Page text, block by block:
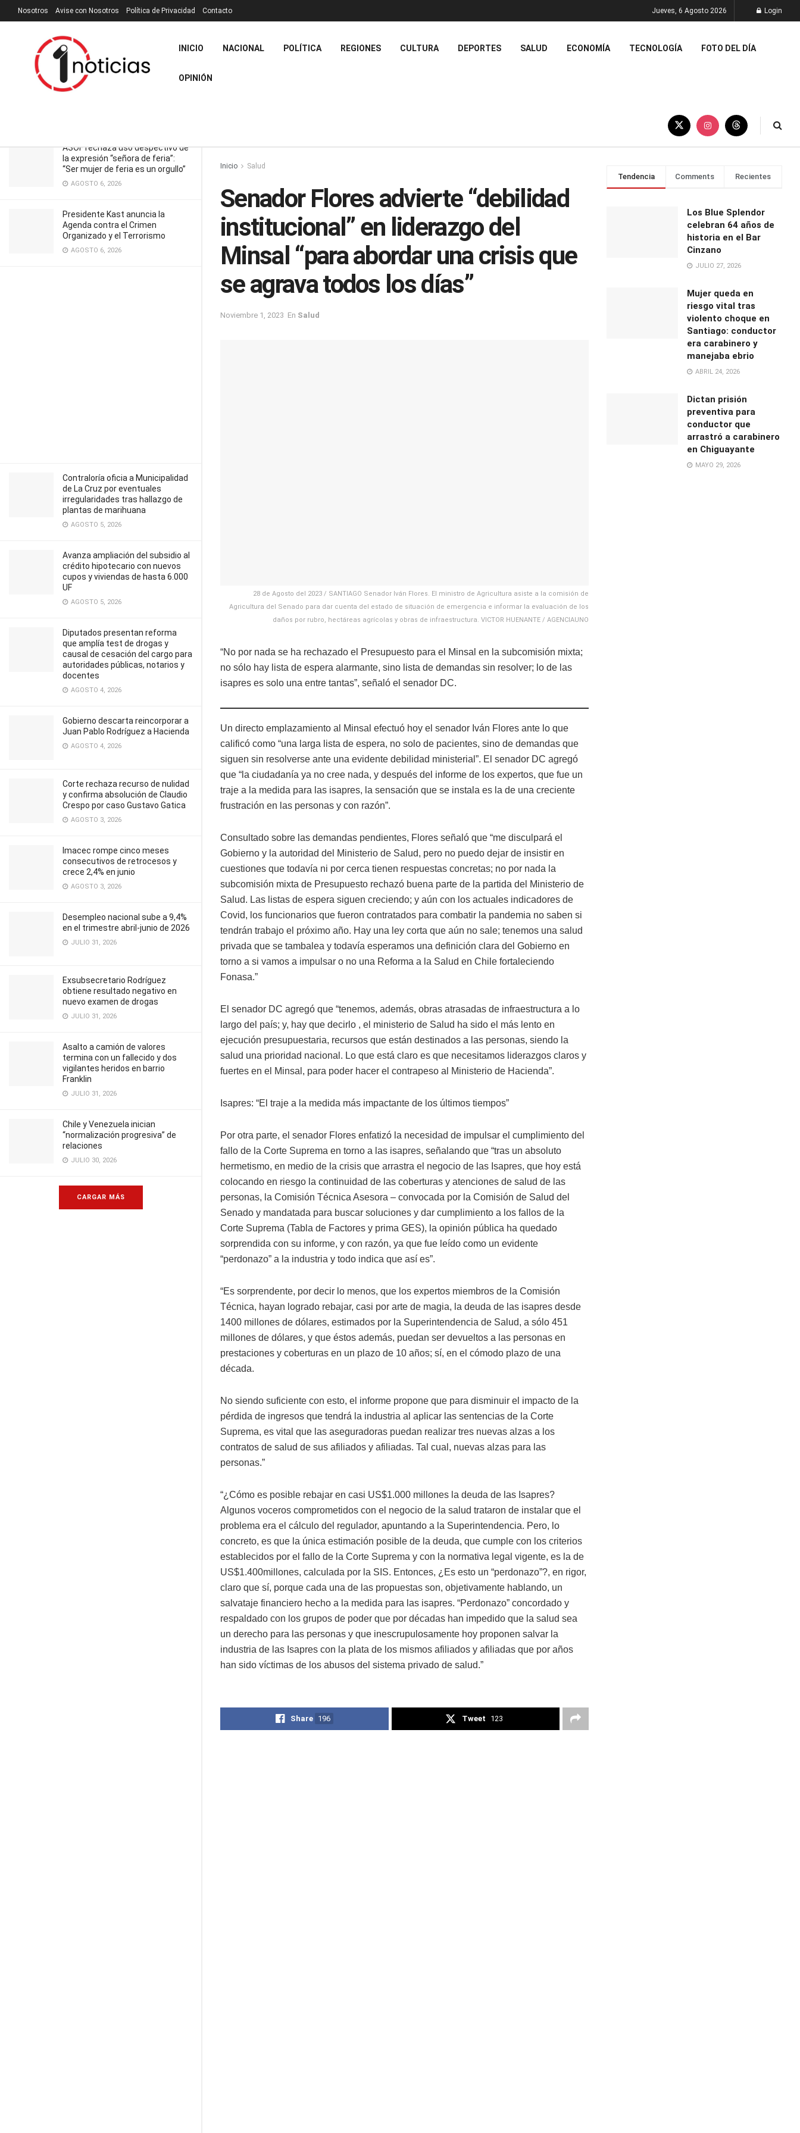
RECIENTES TENDENCIA Filtrar
Senador Flores advierte “debilidad
institucional” en liderazgo del Minsal
“para abordar una crisis que se
agrava todos los días”
ASOF rechaza uso despectivo de
la expresión “señora de feria”:
“Ser mujer de feria es un orgullo”
AGOSTO 6, 2026
Presidente Kast anuncia la
Agenda contra el Crimen
Organizado y el Terrorismo
AGOSTO 6, 2026
Contraloría oficia a Municipalidad
de La Cruz por eventuales
irregularidades tras hallazgo de
plantas de marihuana
AGOSTO 5, 2026
Avanza ampliación del subsidio al
crédito hipotecario con nuevos
cupos y viviendas de hasta 6.000
UF
AGOSTO 5, 2026
Diputados presentan reforma
que amplía test de drogas y
causal de cesación del cargo para
autoridades públicas, notarios y
docentes
AGOSTO 4, 2026
Gobierno descarta reincorporar a
Juan Pablo Rodríguez a Hacienda
AGOSTO 4, 2026
Corte rechaza recurso de nulidad
y confirma absolución de Claudio
Crespo por caso Gustavo Gatica
AGOSTO 3, 2026
Imacec rompe cinco meses
consecutivos de retrocesos y
crece 2,4% en junio
AGOSTO 3, 2026
Desempleo nacional sube a 9,4%
en el trimestre abril-junio de 2026
JULIO 31, 2026
Exsubsecretario Rodríguez
obtiene resultado negativo en
nuevo examen de drogas
JULIO 31, 2026
Asalto a camión de valores
termina con un fallecido y dos
vigilantes heridos en barrio
Franklin
JULIO 31, 2026
Chile y Venezuela inician
“normalización progresiva” de
relaciones
JULIO 30, 2026
CARGAR MÁS
Nosotros Avise con Nosotros Política de Privacidad Contacto Jueves, 6 Agosto 2026 Login
INICIO NACIONAL POLÍTICA REGIONES CULTURA DEPORTES SALUD ECONOMÍA TECNOLOGÍA FOTO DEL DÍA
OPINIÓN
Inicio Salud
Senador Flores advierte “debilidad
institucional” en liderazgo del
Minsal “para abordar una crisis que
se agrava todos los días”
Noviembre 1, 2023 En Salud
28 de Agosto del 2023 / SANTIAGO Senador Iván Flores. El ministro de Agricultura asiste a la comisión de
Agricultura del Senado para dar cuenta del estado de situación de emergencia e informar la evaluación de los
daños por rubro, hectáreas agrícolas y obras de infraestructura. VICTOR HUENANTE / AGENCIAUNO
“No por nada se ha rechazado el Presupuesto para el Minsal en la subcomisión mixta;
no sólo hay lista de espera alarmante, sino lista de demandas sin resolver; lo de las
isapres es solo una entre tantas”, señaló el senador DC.
Un directo emplazamiento al Minsal efectuó hoy el senador Iván Flores ante lo que
calificó como “una larga lista de espera, no solo de pacientes, sino de demandas que
siguen sin resolverse ante una evidente debilidad ministerial”. El senador DC agregó
que “la ciudadanía ya no cree nada, y después del informe de los expertos, que fue un
traje a la medida para las isapres, la sensación que se instala es la de una creciente
frustración en las personas y con razón”.
Consultado sobre las demandas pendientes, Flores señaló que “me disculpará el
Gobierno y la autoridad del Ministerio de Salud, pero no puedo dejar de insistir en
cuestiones que todavía ni por cerca tienen respuestas concretas; no por nada la
subcomisión mixta de Presupuesto rechazó buena parte de la partida del Ministerio de
Salud. Las listas de espera siguen creciendo; y aún con los actuales indicadores de
Covid, los funcionarios que fueron contratados para combatir la pandemia no saben si
tendrán trabajo el próximo año. Hay una ley corta que aún no sale; tenemos una salud
privada que se tambalea y todavía esperamos una definición clara del Gobierno en
torno a si vamos a impulsar o no una Reforma a la Salud en Chile fortaleciendo
Fonasa.”
El senador DC agregó que “tenemos, además, obras atrasadas de infraestructura a lo
largo del país; y, hay que decirlo , el ministerio de Salud ha sido el más lento en
ejecución presupuestaria, recursos que están destinados a las personas, siendo la
salud una prioridad nacional. Lo que está claro es que necesitamos liderazgos claros y
fuertes en el Minsal, para poder hacer el contrapeso al Ministerio de Hacienda”.
Isapres: “El traje a la medida más impactante de los últimos tiempos”
Por otra parte, el senador Flores enfatizó la necesidad de impulsar el cumplimiento del
fallo de la Corte Suprema en torno a las isapres, señalando que “tras un absoluto
hermetismo, en medio de la crisis que arrastra el negocio de las Isapres, que hoy está
colocando en riesgo la continuidad de las coberturas y atenciones de salud de las
personas, la Comisión Técnica Asesora – convocada por la Comisión de Salud del
Senado y mandatada para buscar soluciones y dar cumplimiento a los fallos de la
Corte Suprema (Tabla de Factores y prima GES), la opinión pública ha quedado
sorprendida con su informe, y con razón, ya que fue leído como un evidente
“perdonazo” a la industria y todo indica que así es”.
“Es sorprendente, por decir lo menos, que los expertos miembros de la Comisión
Técnica, hayan logrado rebajar, casi por arte de magia, la deuda de las isapres desde
1400 millones de dólares, estimados por la Superintendencia de Salud, a sólo 451
millones de dólares, y que éstos además, puedan ser devueltos a las personas en
prestaciones y coberturas en un plazo de 10 años; sí, en el cómodo plazo de una
década.
No siendo suficiente con esto, el informe propone que para disminuir el impacto de la
pérdida de ingresos que tendrá la industria al aplicar las sentencias de la Corte
Suprema, es vital que las aseguradoras puedan realizar tres nuevas alzas a los
contratos de salud de sus afiliados y afiliadas. Tal cual, nuevas alzas para las
personas.”
“¿Cómo es posible rebajar en casi US$1.000 millones la deuda de las Isapres?
Algunos voceros comprometidos con el negocio de la salud trataron de instalar que el
problema era el cálculo del regulador, apuntando a la Superintendencia. Pero, lo
concreto, es que la única estimación posible de la deuda, que cumple con los criterios
establecidos por el fallo de la Corte Suprema y con la normativa legal vigente, es la de
US$1.400millones, calculada por la SIS. Entonces, ¿Es esto un “perdonazo”?, en rigor,
claro que sí, porque cada una de las propuestas son, objetivamente hablando, un
salvataje financiero hecho a la medida para las isapres. “Perdonazo” concordado y
respaldado con los grupos de poder que por décadas han impedido que la salud sea
un derecho para las personas y que inescrupulosamente hoy proponen salvar la
industria de las Isapres con la plata de los mismos afiliados y afiliadas que por años
han sido víctimas de los abusos del sistema privado de salud.”
Share 196 Tweet 123
Tendencia Comments Recientes
Los Blue Splendor
celebran 64 años de
historia en el Bar
Cinzano
JULIO 27, 2026
Mujer queda en
riesgo vital tras
violento choque en
Santiago: conductor
era carabinero y
manejaba ebrio
ABRIL 24, 2026
Dictan prisión
preventiva para
conductor que
arrastró a carabinero
en Chiguayante
MAYO 29, 2026